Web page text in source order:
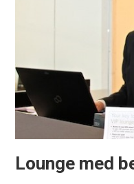
Lounge med